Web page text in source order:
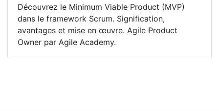
Découvrez le Minimum Viable Product (MVP)
dans le framework Scrum. Signification,
avantages et mise en œuvre. Agile Product
Owner par Agile Academy.